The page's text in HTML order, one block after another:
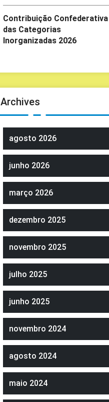
Contribuição Confederativa
das Categorias
Inorganizadas 2026
Archives
agosto 2026
junho 2026
março 2026
dezembro 2025
novembro 2025
julho 2025
junho 2025
novembro 2024
agosto 2024
maio 2024